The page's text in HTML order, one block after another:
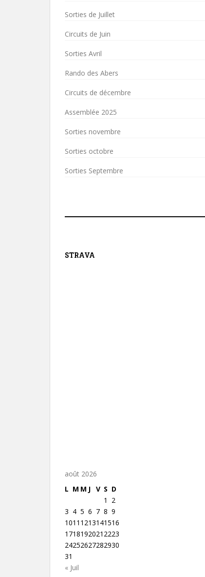
Sorties de Juillet
Circuits de Juin
Sorties Avril
Rando des Abers
Circuits de décembre
Assemblée 2025
Sorties novembre
Sorties octobre
Sorties Septembre
STRAVA
août 2026
L M M J V S D
1
2
3 4 5 6 7 8 9
1011 1213141516
1718192021 2223
24252627282930
31
« Juil